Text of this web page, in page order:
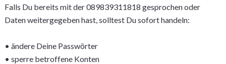
Falls Du bereits mit der 089839311818 gesprochen oder
Daten weitergegeben hast, solltest Du sofort handeln:
• ändere Deine Passwörter
• sperre betroffene Konten